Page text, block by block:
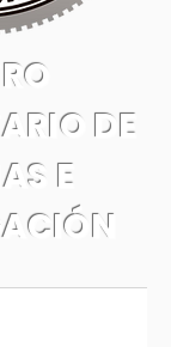
DE
E